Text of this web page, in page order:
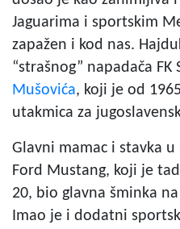
Jaguarima i sportskim
zapažen i kod nas.
“strašnog” napadača FK
Mušovića, koji je od
utakmica za
Glavni mamac i stavka
Ford Mustang, koji je
20, bio glavna šminka
Imao je i dodatni